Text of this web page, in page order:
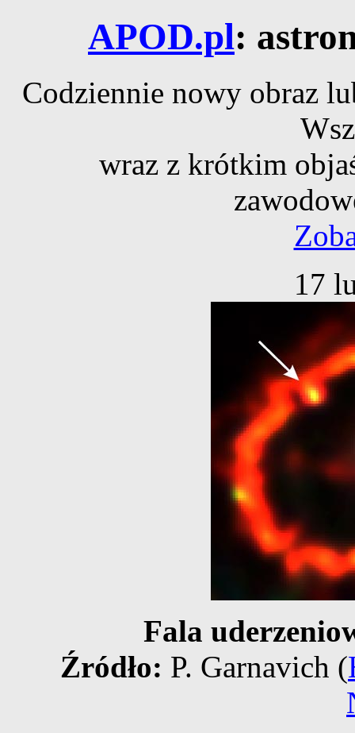
APOD.pl:
Codziennie nowy obraz
wraz z krótkim
17
Fala
Źródło: P. Garnavich (